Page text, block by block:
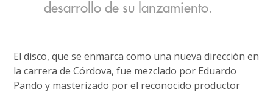
desarrollo de su lanzamiento.
El disco, que se enmarca como una nueva dirección en
la carrera de Córdova, fue mezclado por Eduardo
Pando y masterizado por el reconocido productor